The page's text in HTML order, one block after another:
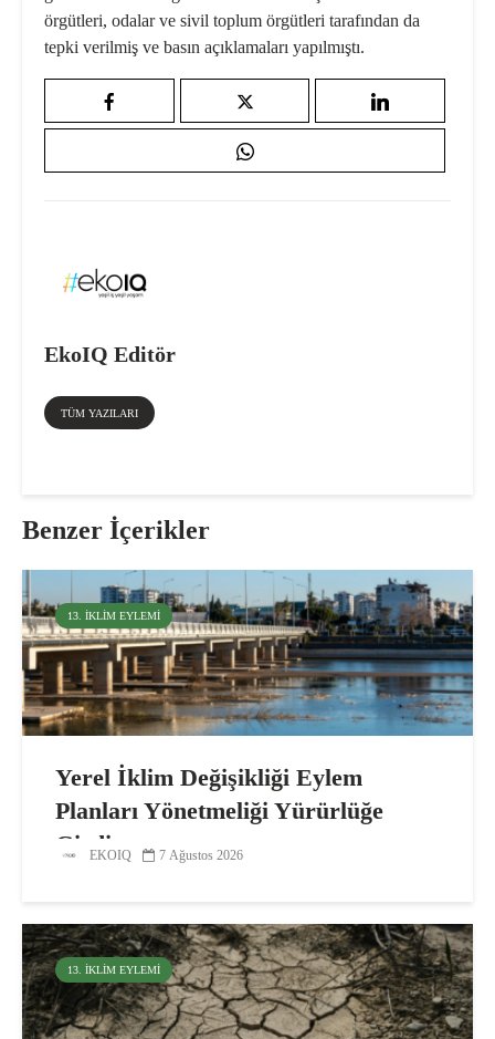
örgütleri, odalar ve sivil toplum örgütleri tarafından da
tepki verilmiş ve basın açıklamaları yapılmıştı.
EkoIQ Editör
TÜM YAZILARI
Benzer İçerikler
13. İKLIM EYLEMI
Yerel İklim Değişikliği Eylem
Planları Yönetmeliği Yürürlüğe
GirdiEKOIQ 7 Ağustos 2026
13. İKLIM EYLEMI